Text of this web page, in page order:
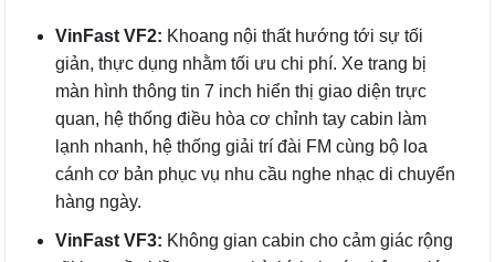
VinFast VF2: Khoang nội thất hướng tới sự tối
giản, thực dụng nhằm tối ưu chi phí. Xe trang bị
màn hình thông tin 7 inch hiển thị giao diện trực
quan, hệ thống điều hòa cơ chỉnh tay cabin làm
lạnh nhanh, hệ thống giải trí đài FM cùng bộ loa
cánh cơ bản phục vụ nhu cầu nghe nhạc di chuyển
hàng ngày.
VinFast VF3: Không gian cabin cho cảm giác rộng